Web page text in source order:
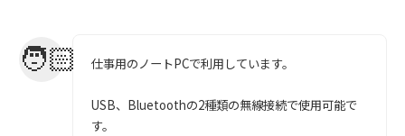
仕事用のノートPCで利用しています。
USB、Bluetoothの2種類の無線接続で使用可能で
す。